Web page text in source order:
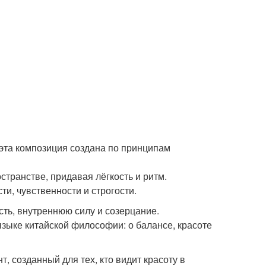
композиция создана по принципам
придавая лёгкость и ритм.
чувственности и строгости.
внутреннюю силу и созерцание.
китайской философии: о балансе, красоте
для тех, кто видит красоту в